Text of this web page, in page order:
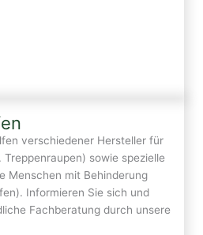
verschiedener Hersteller für
sowie spezielle
Menschen mit Behinderung
Informieren Sie sich und
Fachberatung durch unsere